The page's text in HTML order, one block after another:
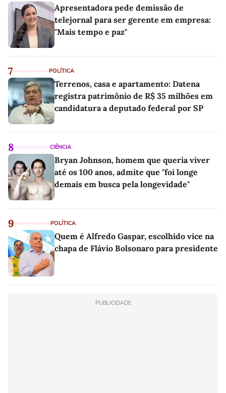
Apresentadora pede demissão de
telejornal para ser gerente em empresa:
"Mais tempo e paz"
7 POLÍTICA
Terrenos, casa e apartamento: Datena
registra patrimônio de R$ 35 milhões em
candidatura a deputado federal por SP
8 CIÊNCIA
Bryan Johnson, homem que queria viver
até os 100 anos, admite que "foi longe
demais em busca pela longevidade"
9 POLÍTICA
Quem é Alfredo Gaspar, escolhido vice na
chapa de Flávio Bolsonaro para presidente
PUBLICIDADE